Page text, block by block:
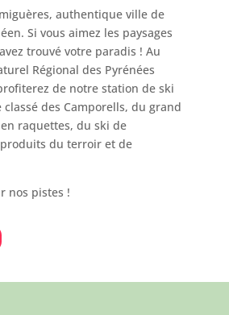
authentique ville de
Si vous aimez les paysages
trouvé votre paradis ! Au
Régional des Pyrénées
de notre station de ski
des Camporells, du grand
raquettes, du ski de
du terroir et de
nos pistes !